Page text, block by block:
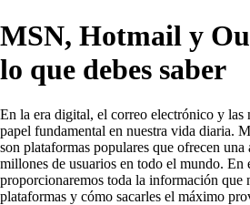
MSN, Hotmail y
lo que debes saber
En la era digital, el correo electrónico y las
papel fundamental en nuestra vida diaria.
son plataformas populares que ofrecen
millones de usuarios en todo el mundo. En
proporcionaremos toda la información que
plataformas y cómo sacarles el máximo